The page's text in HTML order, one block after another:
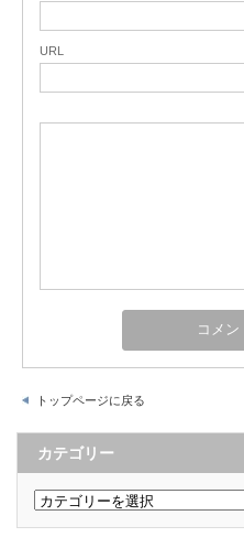
URL
トップページに戻る
カテゴリー
カ
テ
ゴ